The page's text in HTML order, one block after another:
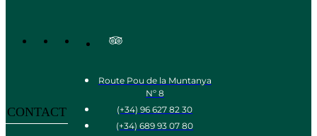
CONTACT
Route Pou de la Muntanya
Nº 8
(+34) 96 627 82 30
(+34) 689 93 07 80